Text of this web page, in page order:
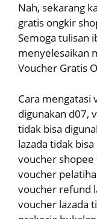
Nah, sekarang
gratis ongkir
Semoga tulisan
menyelesaikan
Voucher Gratis
Cara mengatasi
digunakan d07,
tidak bisa
lazada tidak
voucher shopee
voucher
voucher refund
voucher lazada